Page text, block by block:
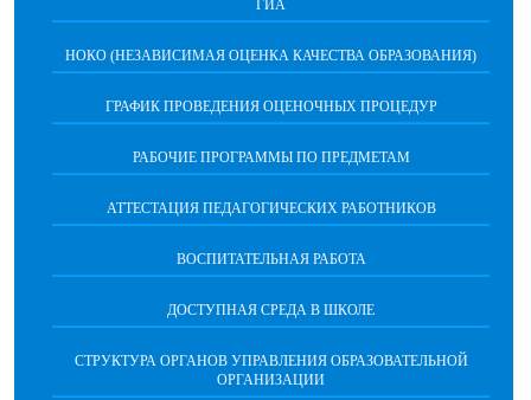
ГИА
НОКО (НЕЗАВИСИМАЯ ОЦЕНКА КАЧЕСТВА ОБРАЗОВАНИЯ)
ГРАФИК ПРОВЕДЕНИЯ ОЦЕНОЧНЫХ ПРОЦЕДУР
РАБОЧИЕ ПРОГРАММЫ ПО ПРЕДМЕТАМ
АТТЕСТАЦИЯ ПЕДАГОГИЧЕСКИХ РАБОТНИКОВ
ВОСПИТАТЕЛЬНАЯ РАБОТА
ДОСТУПНАЯ СРЕДА В ШКОЛЕ
СТРУКТУРА ОРГАНОВ УПРАВЛЕНИЯ ОБРАЗОВАТЕЛЬНОЙ
ОРГАНИЗАЦИИ